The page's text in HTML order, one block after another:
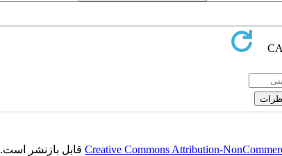
Creative Commons Attribution-قابل بازنشر است.